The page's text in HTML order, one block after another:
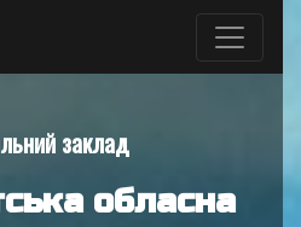
заклад
обласна